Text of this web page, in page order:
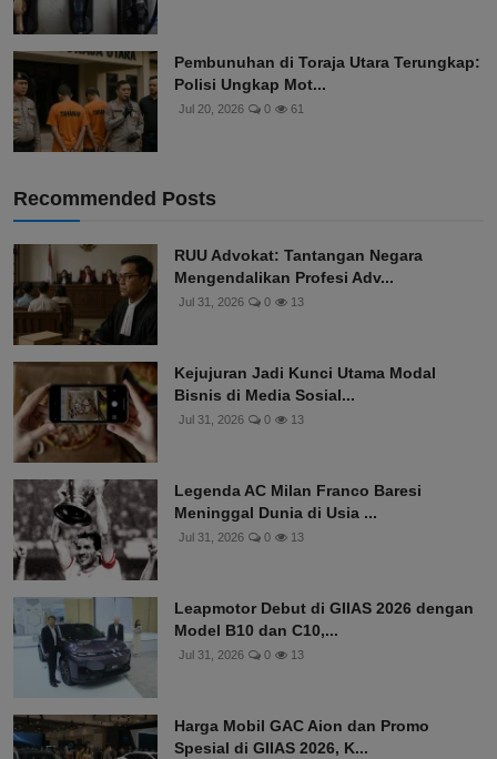
Pembunuhan di Toraja Utara Terungkap:
Polisi Ungkap Mot...
Jul 20, 2026 0 61
Recommended Posts
RUU Advokat: Tantangan Negara
Mengendalikan Profesi Adv...
Jul 31, 2026 0 13
Kejujuran Jadi Kunci Utama Modal
Bisnis di Media Sosial...
Jul 31, 2026 0 13
Legenda AC Milan Franco Baresi
Meninggal Dunia di Usia ...
Jul 31, 2026 0 13
Leapmotor Debut di GIIAS 2026 dengan
Model B10 dan C10,...
Jul 31, 2026 0 13
Harga Mobil GAC Aion dan Promo
Spesial di GIIAS 2026, K...